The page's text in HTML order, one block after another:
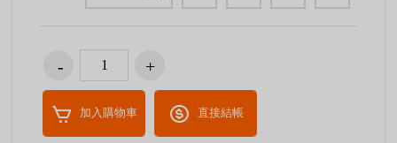
加入購物車 直接結帳